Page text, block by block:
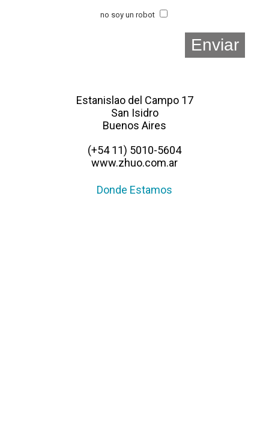
no soy un robot
Estanislao del Campo 17
San Isidro
Buenos Aires
(+54 11) 5010-5604
www.zhuo.com.ar
Donde Estamos